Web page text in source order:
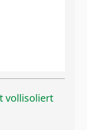
vollisoliert